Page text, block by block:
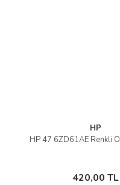
HP
HP 47 6ZD61AE Renkli
420,00 TL
İncele
Sepete Ekle